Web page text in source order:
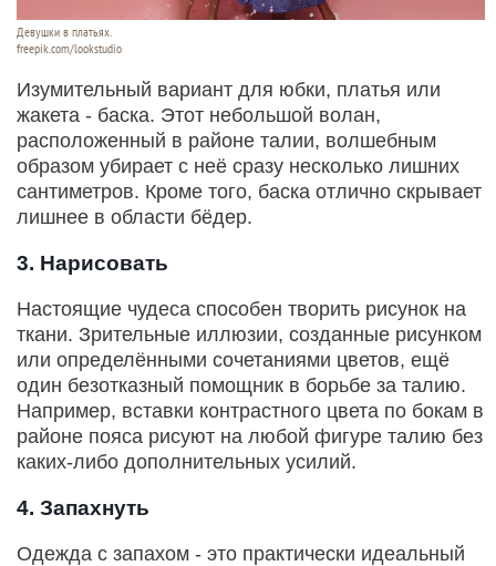
Девушки в платьях.
freepik.com/lookstudio
Изумительный вариант для юбки, платья или
жакета - баска. Этот небольшой волан,
расположенный в районе талии, волшебным
образом убирает с неё сразу несколько лишних
сантиметров. Кроме того, баска отлично скрывает
лишнее в области бёдер.
3. Нарисовать
Настоящие чудеса способен творить рисунок на
ткани. Зрительные иллюзии, созданные рисунком
или определёнными сочетаниями цветов, ещё
один безотказный помощник в борьбе за талию.
Например, вставки контрастного цвета по бокам в
районе пояса рисуют на любой фигуре талию без
каких-либо дополнительных усилий.
4. Запахнуть
Одежда с запахом - это практически идеальный